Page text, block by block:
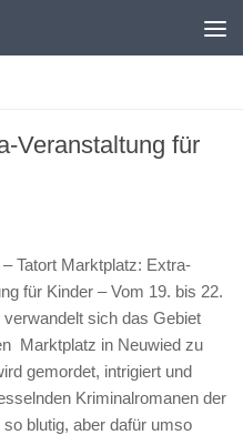
Veranstaltung für
Tatort Marktplatz: Extra-
für Kinder –Vom 19. bis 22.
verwandelt sich das Gebiet
Marktplatz in Neuwied zu
gemordet, intrigiert und
Kriminalromanen der
blutig, aber dafür umso